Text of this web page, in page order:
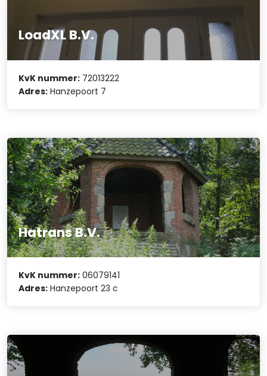
LoadXL B.V.
KvK nummer: 72013222
Adres: Hanzepoort 7
Hatrans B.V.
KvK nummer: 06079141
Adres: Hanzepoort 23 c